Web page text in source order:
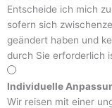
Entscheide ich mich
sofern sich
geändert haben und
durch Sie erforderlich
Individuelle
Wir reisen mit einer